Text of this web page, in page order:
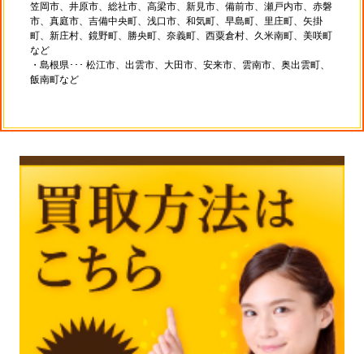
笠岡市、井原市、総社市、高梁市、新見市、備前市、瀬戸内市、赤磐
市、真庭市、吉備中央町、浅口市、和気町、早島町、里庄町、矢掛
町、新庄村、鏡野町、勝央町、奈義町、西粟倉村、久米南町、美咲町
など
・島根県･･･ 松江市、出雲市、大田市、安来市、雲南市、奥出雲町、
飯南町など